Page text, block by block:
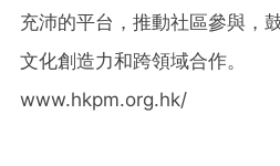
充沛的平台，推動社區參與，
文化創造力和跨領域合作。
www.hkpm.org.hk/